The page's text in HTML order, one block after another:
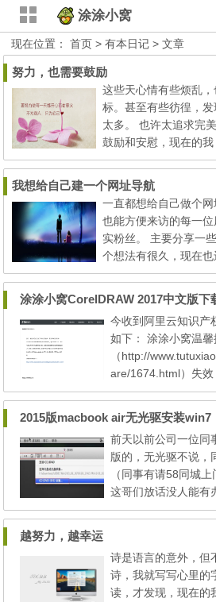
涂涂小窝
现在位置：首页 >有本日记 > 文章
努力，也需要鼓励
这些天心情有些烦乱
标。甚至有些彷徨，
太多。 也许太追求完
鼓励和安慰，现在的
力还是存在的，隐形
我想给自己建一个网址导航
一直都想给自己做个
也能方便来访的每一
实粉丝。 主要分享一
个想法有很久，现在
未能如愿完成，这些
今收到阿里云知识产
如下： 涂涂小窝温
（http://
are/1674.html）失
17中文版下载
今日做下线处理。
2015版macbook air无光驱安装win7
前天以前公司一位同
版的，无光驱不说，
（同事有请58同城
这哥们放话没人能有
问。。。。），点我
如此，也并非就完全
ws系统的安装了，
然硬件的不支持我们
越努力，越幸运
诗是语言的意外，但
诗，我就写写心里的
读，才发现，现在的